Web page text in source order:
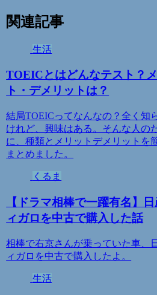
関連記事
生活
TOEICとはどんなテスト？
ト・デメリットは？
結局TOEICってなんなの？全く知
けれど、興味はある。そんな人の
に、種類とメリットデメリットを
まとめました。
くるま
【ドラマ相棒で一躍有名】
ィガロを中古で購入した話
相棒で右京さんが乗っていた車、
ィガロを中古で購入したよ。
生活